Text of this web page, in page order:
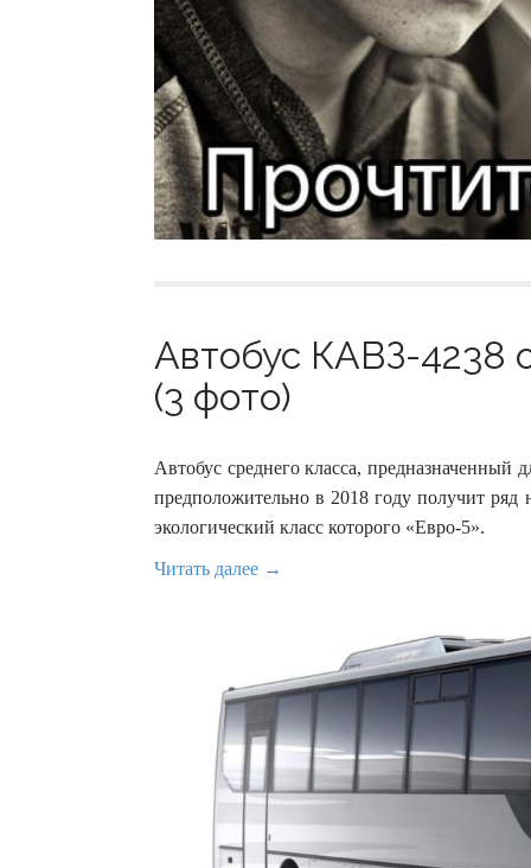
Автобус КАВЗ-4238
(3 фото)
Автобус среднего класса,
предположительно в 2018 году получит
экологический класс которого «Евро-5».
Читать далее →